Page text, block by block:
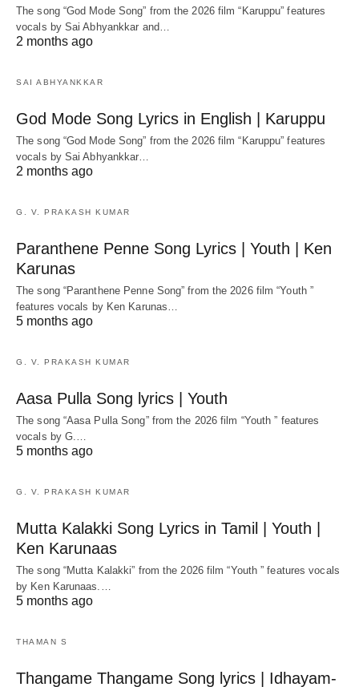
The song “God Mode Song” from the 2026 film “Karuppu” features
vocals by Sai Abhyankkar‬ and…
2 months ago
SAI ABHYANKKAR
God Mode Song Lyrics in English | Karuppu
The song “God Mode Song” from the 2026 film “Karuppu” features
vocals by Sai Abhyankkar‬…
2 months ago
G. V. PRAKASH KUMAR
Paranthene Penne Song Lyrics | Youth | Ken
Karunas
The song “Paranthene Penne Song” from the 2026 film “Youth ”
features vocals by Ken Karunas…
5 months ago
G. V. PRAKASH KUMAR
Aasa Pulla Song lyrics | Youth
The song “Aasa Pulla Song” from the 2026 film “Youth ” features
vocals by G.…
5 months ago
G. V. PRAKASH KUMAR
Mutta Kalakki Song Lyrics in Tamil | Youth |
Ken Karunaas
The song “Mutta Kalakki” from the 2026 film “Youth ” features vocals
by Ken Karunaas.…
5 months ago
THAMAN S
Thangame Thangame Song lyrics | Idhayam-